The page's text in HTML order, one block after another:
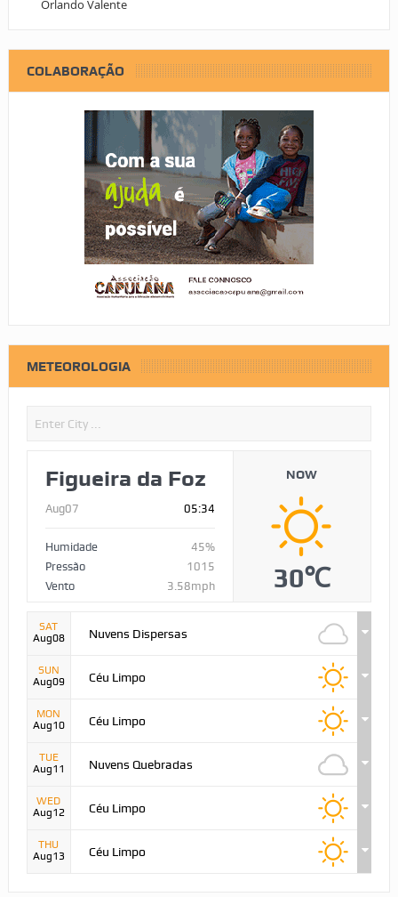
Orlando Valente
COLABORAÇÃO
METEOROLOGIA
Figueira da Foz
Aug07 05:34
Humidade
45%
Pressão
1015
Vento
3.58mph
NOW
30℃
SAT
Aug08
Nuvens Dispersas
SUN
Aug09
Céu Limpo
MON
Aug10
Céu Limpo
TUE
Aug11
Nuvens Quebradas
WED
Aug12
Céu Limpo
THU
Aug13
Céu Limpo